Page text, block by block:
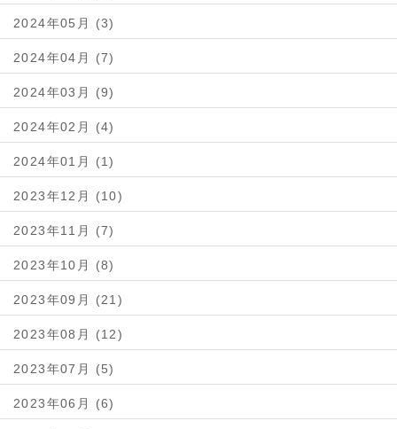
2024年05月 (3)
2024年04月 (7)
2024年03月 (9)
2024年02月 (4)
2024年01月 (1)
2023年12月 (10)
2023年11月 (7)
2023年10月 (8)
2023年09月 (21)
2023年08月 (12)
2023年07月 (5)
2023年06月 (6)